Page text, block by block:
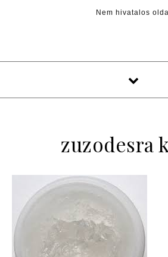
Nem hivatalos oldal
zuzodesra